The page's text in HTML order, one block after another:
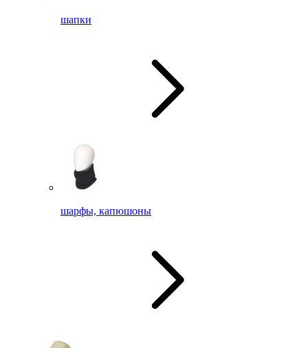
шапки
шарфы, капюшоны